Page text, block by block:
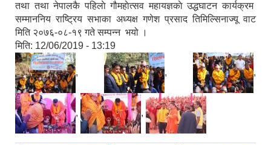
तथा तथा नेपालकै पहिलाे गौमहाेत्सव महायज्ञकाे उद्धघाटन कार्यक्रम
सम्माननिय राष्ट्रिय सभाका अध्यक्ष गणेश प्रसाद तिमिल्सिनाज्यू वाट
मिति २०७६-०८-१९ गते सम्पन्न भयो ।
मिति: 12/06/2019 - 13:19
, , ,
, ,